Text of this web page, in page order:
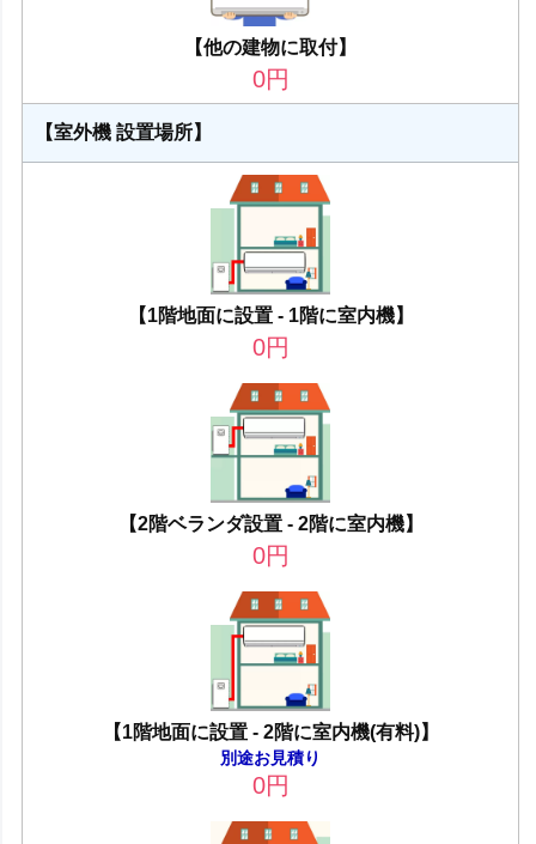
【他の建物に取付】
0円
【室外機 設置場所】
【1階地面に設置 - 1階に室内機】
0円
【2階ベランダ設置 - 2階に室内機】
0円
【1階地面に設置 - 2階に室内機(有料)】
別途お見積り
0円